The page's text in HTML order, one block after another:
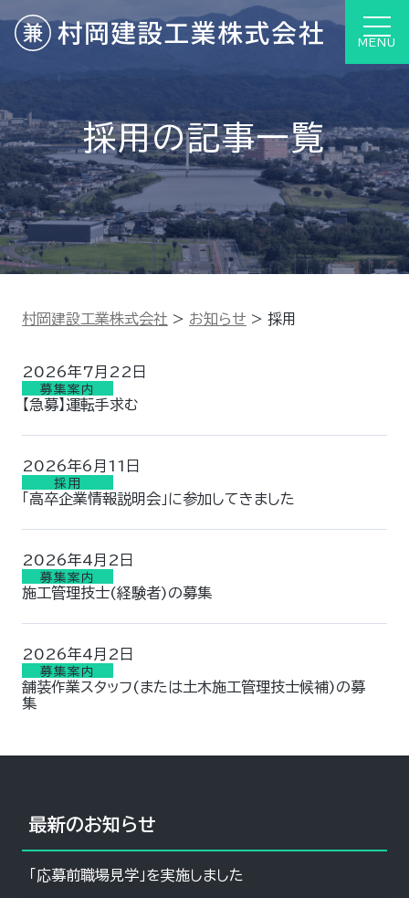
MENU
採用の記事一覧
村岡建設工業株式会社 > お知らせ > 採用
2026年7月22日
募集案内
【急募】運転手求む
2026年6月11日
採用
「高卒企業情報説明会」に参加してきました
2026年4月2日
募集案内
施工管理技士(経験者)の募集
2026年4月2日
募集案内
舗装作業スタッフ(または土木施工管理技士候補)の募
集
最新のお知らせ
「応募前職場見学」を実施しました